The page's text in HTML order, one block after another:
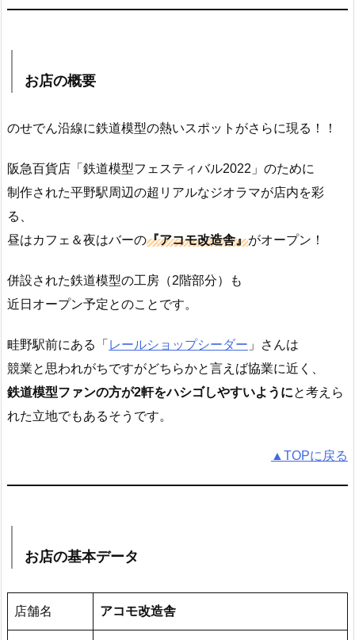
お店の概要
のせでん沿線に鉄道模型の熱いスポットがさらに現る！！
阪急百貨店「鉄道模型フェスティバル2022」のために
制作された平野駅周辺の超リアルなジオラマが店内を彩
る、
昼はカフェ＆夜はバーの『アコモ改造舎』がオープン！
併設された鉄道模型の工房（2階部分）も
近日オープン予定とのことです。
畦野駅前にある「 レールショップシーダー 」さんは
競業と思われがちですがどちらかと言えば協業に近く、
鉄道模型ファンの方が2軒をハシゴしやすいようにと考えら
れた立地でもあるそうです。
▲TOPに戻る
お店の基本データ
店舗名 アコモ改造舎